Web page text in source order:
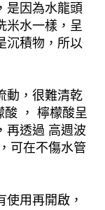
是因為水龍頭
米水一樣，呈
沉積物，所以
動，很難清乾
， 檸檬酸呈
再透過 高週波
可在不傷水管
用再開啟，